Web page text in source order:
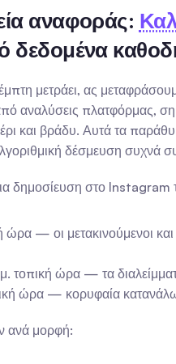
αναφοράς:
δεδομένα
μετράει, ας
αναλύσεις πλατφόρμας,
βράδυ. Αυτά τα
δέσμευση συχνά
δημοσίευση στο Instagram
— οι μετακινούμενοι και
ώρα — τα
ώρα — κορυφαία κατανάλωση
ανά μορφή: